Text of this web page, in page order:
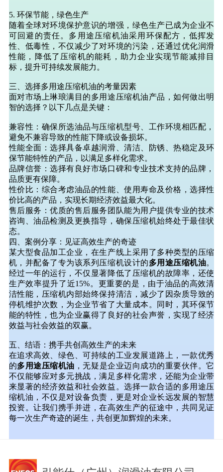
5. 环保节能，绿色生产
随着全球对环境保护意识的增强，绿色生产已成为企业不
可回避的责任。多用途压缩机油采用环保配方，低挥发
性、低毒性，不仅减少了对环境的污染，还通过优化润滑
性能，降低了压缩机的能耗，助力企业实现节能减排目
标，提升可持续发展能力。
三、选择多用途压缩机油的考量因素
面对市场上琳琅满目的多用途压缩机油产品，如何做出明
智的选择？以下几点是关键：
兼容性：确保所选油品与压缩机型号、工作环境相匹配，
避免不兼容导致的性能下降或设备损坏。
性能全面：选择具备卓越润滑、清洁、防锈、热稳定及环
保节能特性的产品，以满足多样化需求。
品牌信誉：选择有良好市场口碑和专业技术支持的品牌，
品质更有保障。
性价比：综合考虑油品的性能、使用寿命及价格，选择性
价比高的产品，实现长期经济效益最大化。
售后服务：优质的售后服务团队能为用户提供专业的技术
咨询、油品检测及更换指导，确保压缩机始终处于最佳状
态。
四、案例分享：见证高效生产的奇迹
某大型食品加工企业，在生产线上采用了多种类型的压缩
机，并配备了专为该系列压缩机设计的多用途压缩机油。
经过一年的运行，不仅显著降低了压缩机的故障率，还使
生产效率提升了近15%。更重要的是，由于油品的高效清
洁性能，压缩机内部始终保持清洁，减少了因杂质导致的
停机维护次数，为企业节省了大量成本。同时，其环保节
能的特性，也为企业赢得了良好的社会声誉，实现了经济
效益与社会效益的双赢。
五、结语：携手共创高效生产的未来
在追求高效、绿色、可持续的工业发展道路上，一款优秀
的多用途压缩机油 ，无疑是企业迈向成功的重要伙伴。它
不仅能够应对多元挑战，满足多样化需求，还能为企业带
来显著的经济效益和社会效益。选择一款合适的多用途压
缩机油，不仅是对设备负责，更是对企业长远发展的智慧
投资。让我们携手并进，在高效生产的征途中，共同见证
每一次生产奇迹的诞生，共创更加辉煌的未来。